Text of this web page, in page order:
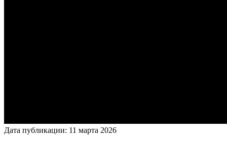
Дата публикации: 11 марта 2026